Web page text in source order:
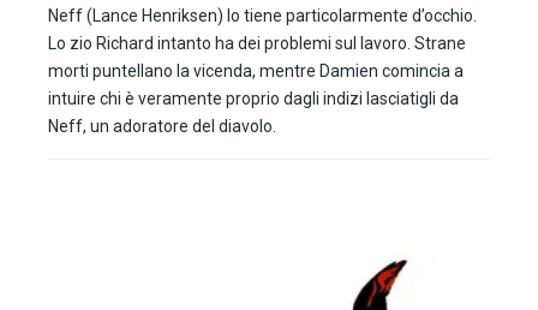
Neff (Lance Henriksen) lo tiene particolarmente d’occhio.
Lo zio Richard intanto ha dei problemi sul lavoro. Strane
morti puntellano la vicenda, mentre Damien comincia a
intuire chi è veramente proprio dagli indizi lasciatigli da
Neff, un adoratore del diavolo.